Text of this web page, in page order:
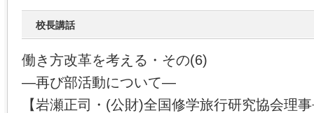
校長講話
働き方改革を考える・その(6)
―再び部活動について―
【岩瀬正司・(公財)全国修学旅行研究協会理